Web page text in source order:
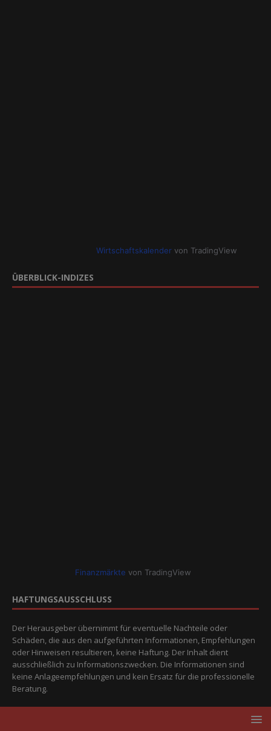
Wirtschaftskalendervon TradingView
ÜBERBLICK-INDIZES
Finanzmärkte von TradingView
HAFTUNGSAUSSCHLUSS
Der Herausgeber übernimmt für eventuelle Nachteile oder
Schäden, die aus den aufgeführten Informationen, Empfehlungen
oder Hinweisen resultieren, keine Haftung. Der Inhalt dient
ausschließlich zu Informationszwecken. Die Informationen sind
keine Anlageempfehlungen und kein Ersatz für die professionelle
Beratung.